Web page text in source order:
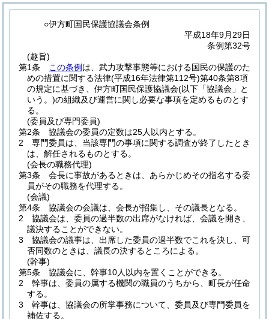
○伊方町国民保護協議会条例
平成18年9月29日
条例第32号
(趣旨)
第1条
この条例 は、武力攻撃事態等における国民の保護のた
めの措置に関する法律(平成16年法律第112号)第40条第8項
の規定に基づき、伊方町国民保護協議会(以下「協議会」と
いう。)の組織及び運営に関し必要な事項を定めるものとす
る。
(委員及び専門委員)
第2条
協議会の委員の定数は25人以内とする。
2
専門委員は、当該専門の事項に関する調査が終了したとき
は、解任されるものとする。
(会長の職務代理)
第3条
会長に事故があるときは、あらかじめその指名する委
員がその職務を代理する。
(会議)
第4条
協議会の会議は、会長が招集し、その議長となる。
2
協議会は、委員の過半数の出席がなければ、会議を開き、
議決することができない。
3
協議会の議事は、出席した委員の過半数でこれを決し、可
否同数のときは、議長の決するところによる。
(幹事)
第5条
協議会に、幹事10人以内を置くことができる。
2
幹事は、委員の属する機関の職員のうちから、町長が任命
する。
3
幹事は、協議会の所掌事務について、委員及び専門委員を
補佐する。